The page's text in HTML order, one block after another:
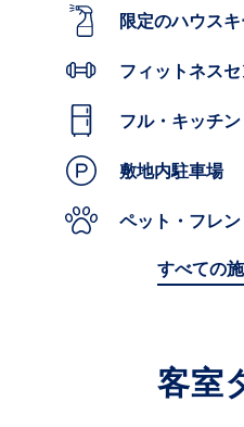
限定のハウス
フィットネス
フル・キッチン
敷地内駐車場
ペット・フレ
すべての
客室